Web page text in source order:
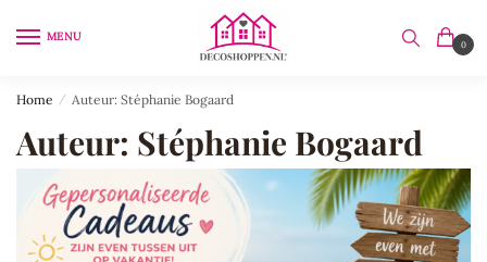
MENU
0
Home / Auteur: Stéphanie Bogaard
Auteur: Stéphanie Bogaard